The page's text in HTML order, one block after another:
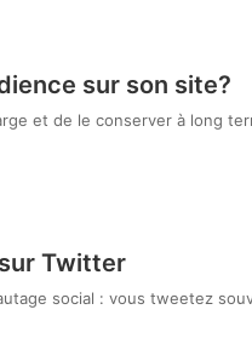
sur son site?
et de le conserver à long
Twitter
social : vous tweetez